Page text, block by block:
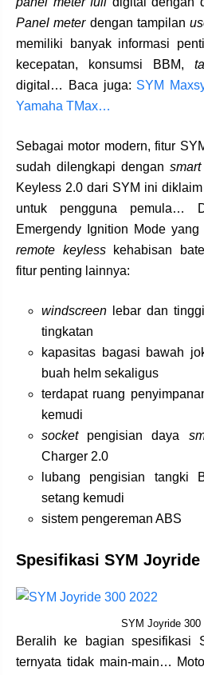
Panel meterdengan tampilan
memiliki banyak informasi
kecepatan, konsumsi BBM,
digital… Baca juga: SYM
Yamaha TMax…
Sebagai motor modern, fitur
sudah dilengkapi dengan
Keyless 2.0 dari SYM ini
untuk pengguna pemula…
Emergendy Ignition Mode
remote keylesskehabisan
fitur penting lainnya:
windscreen lebar dan
tingkatan
kapasitas bagasi bawah
buah helm sekaligus
terdapat ruang
kemudi
socketpengisian daya
Charger 2.0
lubang pengisian tangki
setang kemudi
sistem pengereman ABS
Spesifikasi SYM Joyride
SYM Joyride
Beralih ke bagian spesifikasi
ternyata tidak main-main…